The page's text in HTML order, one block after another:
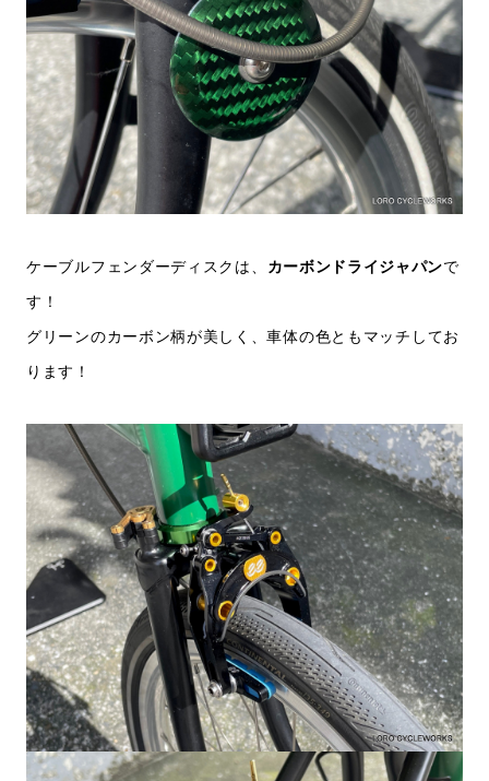
ケーブルフェンダーディスクは、 カーボンドライジャパンで
す！
グリーンのカーボン柄が美しく、車体の色ともマッチしてお
ります！